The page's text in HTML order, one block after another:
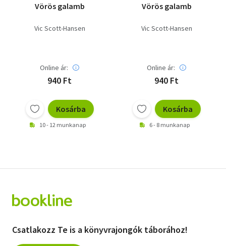
Vörös galamb
Vic Scott-Hansen
Online ár:
940 Ft
Kosárba
10 - 12 munkanap
Vörös galamb
Vic Scott-Hansen
Online ár:
940 Ft
Kosárba
6 - 8 munkanap
Csatlakozz Te is a könyvrajongók táborához!